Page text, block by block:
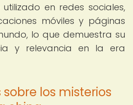
en redes sociales,
móviles y páginas
lo que demuestra su
y relevancia en la era
los misterios